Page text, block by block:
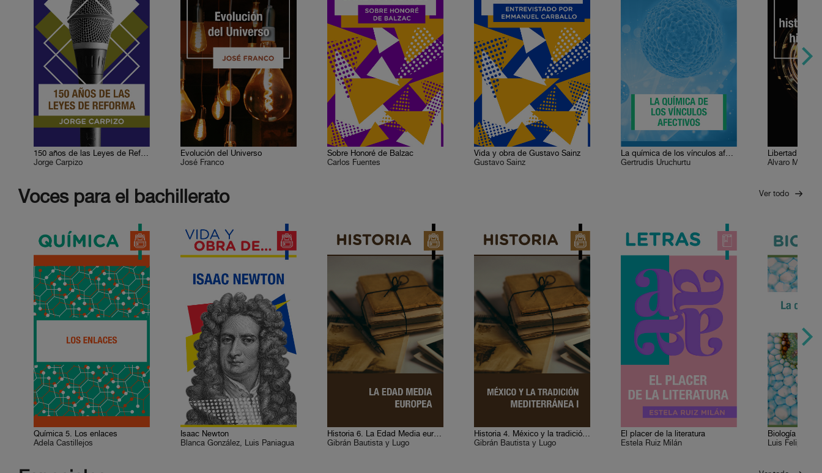
150 años de las Leyes de Reforma
Jorge Carpizo
Evolución del Universo
José Franco
Sobre Honoré de Balzac
Carlos Fuentes
Vida y obra de Gustavo Sainz
Gustavo Sainz
La química de los vínculos afectivos
Gertrudis Uruchurtu
Álvaro Matute
Voces para el bachillerato Ver todo
Química 5. Los enlaces
Adela Castillejos
Isaac Newton
Blanca González, Luis Paniagua
Historia 6. La Edad Media europea
Gibrán Bautista y Lugo
Historia 4. México y la tradición mediterránea I
Gibrán Bautista y Lugo
El placer de la literatura
Estela Ruiz Milán
Luis Felipe